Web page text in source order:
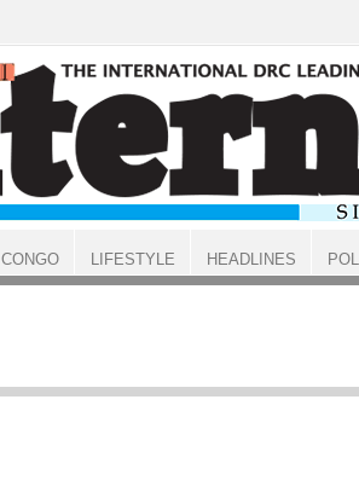
CONGO LIFESTYLE HEADLINES